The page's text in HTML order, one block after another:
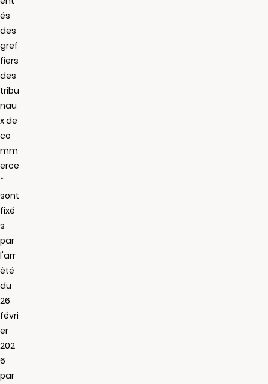
és
des
gref
fiers
des
tribu
nau
x de
co
mm
erce
*
sont
fixé
s
par
l'arr
êté
du
26
févri
er
202
6
par